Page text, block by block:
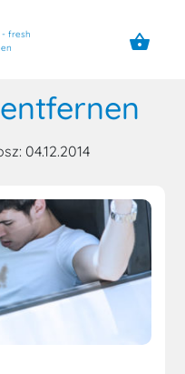
shopping_basket
04.12.2014